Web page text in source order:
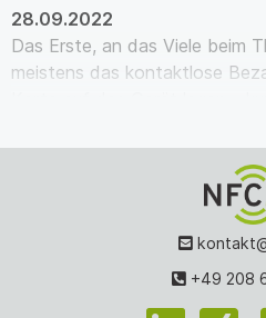
28.09.2022
Das Erste, an das Viele beim
meistens das kontaktlose
+49 208